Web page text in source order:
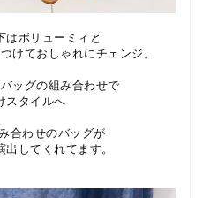
はボリューミィと
けておしゃれにチェンジ。
ッグの組み合わせで
スタイルへ
合わせのバッグが
してくれてます。